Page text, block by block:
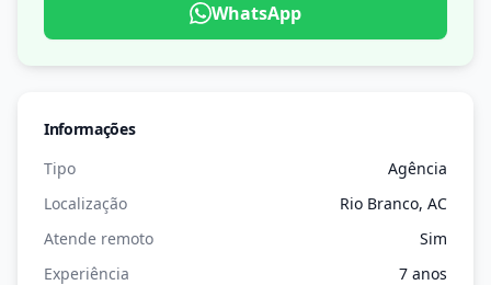
WhatsApp
Informações
Tipo
Agência
Localização
Rio Branco, AC
Atende remoto
Sim
Experiência
7 anos